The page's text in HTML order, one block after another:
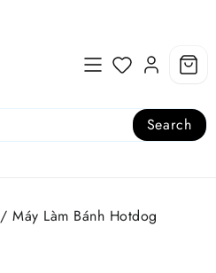
Search
/ Máy Làm Bánh Hotdog